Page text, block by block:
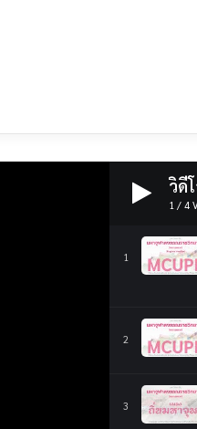
วิดี
1 / 4
1
2
3